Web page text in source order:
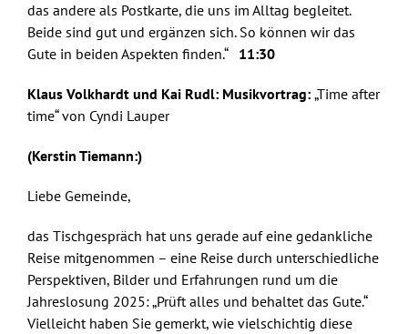
das andere als Postkarte, die uns im Alltag begleitet.
Beide sind gut und ergänzen sich. So können wir das
Gute in beiden Aspekten finden.“ 11:30
Klaus Volkhardt und Kai Rudl: Musikvortrag: „Time after
time“ von Cyndi Lauper
(Kerstin Tiemann:)
Liebe Gemeinde,
das Tischgespräch hat uns gerade auf eine gedankliche
Reise mitgenommen – eine Reise durch unterschiedliche
Perspektiven, Bilder und Erfahrungen rund um die
Jahreslosung 2025: „Prüft alles und behaltet das Gute.“
Vielleicht haben Sie gemerkt, wie vielschichtig diese